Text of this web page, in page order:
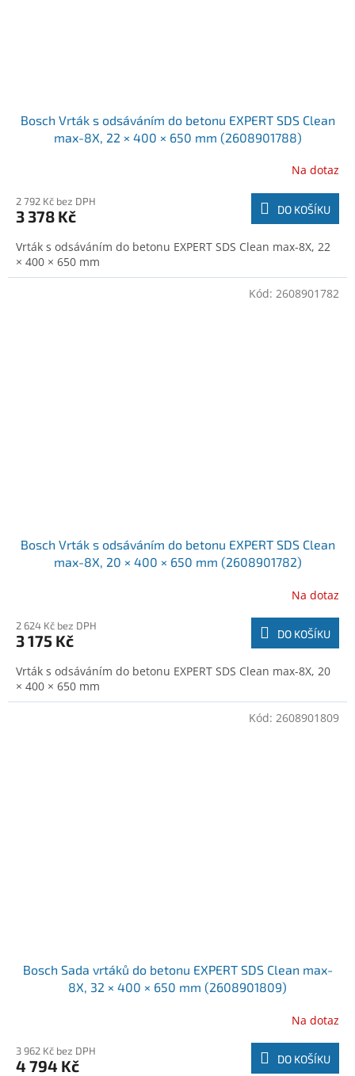
Bosch Vrták s odsáváním do betonu EXPERT SDS Clean
max-8X, 22 × 400 × 650 mm (2608901788)
Na dotaz
2 792 Kč bez DPH
3 378 Kč DO KOŠÍKU
Vrták s odsáváním do betonu EXPERT SDS Clean max-8X, 22
× 400 × 650 mm
Bosch Vrták s odsáváním do betonu EXPERT SDS Clean
max-8X, 20 × 400 × 650 mm (2608901782)
Na dotaz
2 624 Kč bez DPH
3 175 Kč DO KOŠÍKU
Vrták s odsáváním do betonu EXPERT SDS Clean max-8X, 20
× 400 × 650 mm
Kód: 2608901782
Bosch Sada vrtáků do betonu EXPERT SDS Clean max-
8X, 32 × 400 × 650 mm (2608901809)
Na dotaz
3 962 Kč bez DPH
4 794 Kč DO KOŠÍKU
Kód: 2608901809